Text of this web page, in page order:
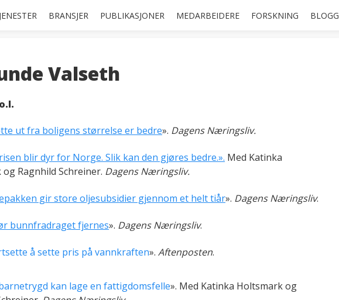
BRANSJER PUBLIKASJONER MEDARBEIDERE FORSKNING BLOGG
Valseth
ut fra boligens størrelse er bedre». Dagens Næringsliv.
blir dyr for Norge. Slik kan den gjøres bedre.». Med Katinka
Ragnhild Schreiner. Dagens Næringsliv.
gir store oljesubsidier gjennom et helt tiår». Dagens Næringsliv.
bunnfradraget fjernes». Dagens Næringsliv.
å sette pris på vannkraften». Aftenposten.
kan lage en fattigdomsfelle». Med Katinka Holtsmark og